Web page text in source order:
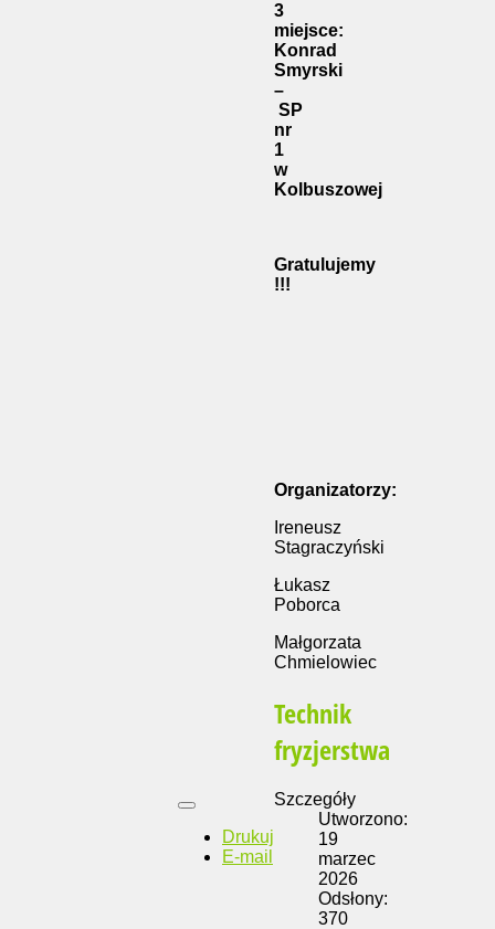
3
miejsce:
Konrad
Smyrski
–
SP
nr
1
w
Kolbuszowej
Gratulujemy
!!!
Organizatorzy:
Ireneusz
Stagraczyński
Łukasz
Poborca
Małgorzata
Chmielowiec
Technik
fryzjerstwa
Drukuj
E-mail
Szczegóły
Utworzono:
19
marzec
2026
Odsłony:
370